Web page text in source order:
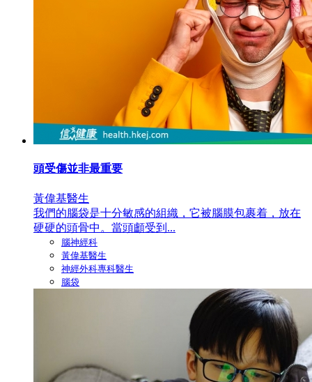
頭受傷並非最重要
黃偉基醫生
我們的腦袋是十分敏感的組織，它被腦膜包裹着，放在
硬硬的頭骨中。當頭顱受到...
腦神經科
黃偉基醫生
神經外科專科醫生
腦袋